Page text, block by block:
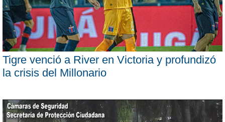
Tigre venció a River en Victoria y profundizó
la crisis del Millonario